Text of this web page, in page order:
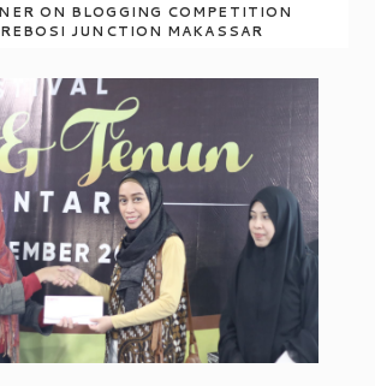
ON BLOGGING COMPETITION
JUNCTION MAKASSAR